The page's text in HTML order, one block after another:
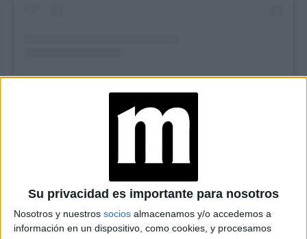
Su privacidad es importante para nosotros
Nosotros y nuestros socios almacenamos y/o accedemos a
información en un dispositivo, como cookies, y procesamos
TAMBIÉN TE PUEDE INTERESAR
MÁS FAVORECEDOR
Y QUE NUNCA PASA
DE MODA
TECNOMODA 2026: